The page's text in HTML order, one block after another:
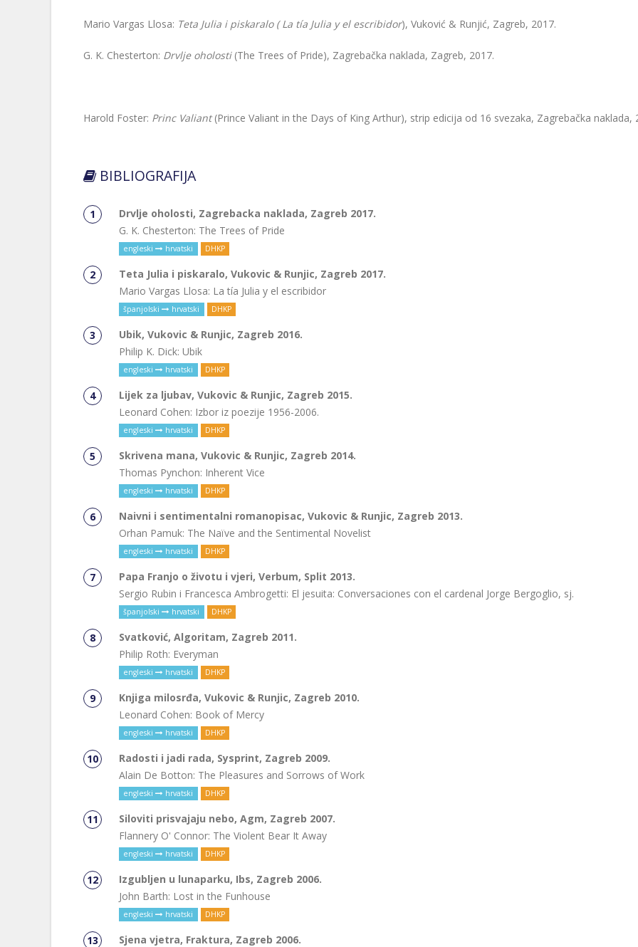
Mario Vargas Llosa: Teta Julia i piskaralo ( La tía Julia y el escribidor), Vuković & Runjić, Zagreb, 2017.
G. K. Chesterton: Drvlje oholosti(The Trees of Pride), Zagrebačka naklada, Zagreb, 2017.
Harold Foster: Princ Valiant(Prince Valiant in the Days of King Arthur), strip edicija od 16 svezaka, Zagrebačka naklada,
BIBLIOGRAFIJA
Drvlje oholosti, Zagrebacka naklada, Zagreb 2017.
G. K. Chesterton: The Trees of Pride
engleski hrvatski DHKP
Teta Julia i piskaralo, Vukovic & Runjic, Zagreb 2017.
Mario Vargas Llosa: La tía Julia y el escribidor
španjolski hrvatski DHKP
Ubik, Vukovic & Runjic, Zagreb 2016.
Philip K. Dick: Ubik
engleski hrvatski DHKP
Lijek za ljubav, Vukovic & Runjic, Zagreb 2015.
Leonard Cohen: Izbor iz poezije 1956-2006.
engleski hrvatski DHKP
Skrivena mana, Vukovic & Runjic, Zagreb 2014.
Thomas Pynchon: Inherent Vice
engleski hrvatski DHKP
Naivni i sentimentalni romanopisac, Vukovic & Runjic, Zagreb 2013.
Orhan Pamuk: The Naïve and the Sentimental Novelist
engleski hrvatski DHKP
Papa Franjo o životu i vjeri, Verbum, Split 2013.
Sergio Rubin i Francesca Ambrogetti: El jesuita: Conversaciones con el cardenal Jorge Bergoglio, sj.
španjolski hrvatski DHKP
Svatković, Algoritam, Zagreb 2011.
Philip Roth: Everyman
engleski hrvatski DHKP
Knjiga milosrđa, Vukovic & Runjic, Zagreb 2010.
Leonard Cohen: Book of Mercy
engleski hrvatski DHKP
Radosti i jadi rada, Sysprint, Zagreb 2009.
Alain De Botton: The Pleasures and Sorrows of Work
engleski hrvatski DHKP
Siloviti prisvajaju nebo, Agm, Zagreb 2007.
Flannery O' Connor: The Violent Bear It Away
engleski hrvatski DHKP
Izgubljen u lunaparku, Ibs, Zagreb 2006.
John Barth: Lost in the Funhouse
engleski hrvatski DHKP
Sjena vjetra, Fraktura, Zagreb 2006.